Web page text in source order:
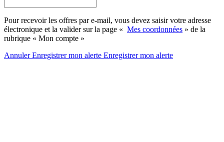
Pour recevoir les offres par e-mail, vous devez saisir votre adresse
électronique et la valider sur la page « Mes coordonnées » de la
rubrique « Mon compte »
AnnulerEnregistrer mon alerte Enregistrermon alerte